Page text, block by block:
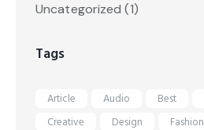
Uncategorized (1)
Tags
Article Audio Best
Creative
Design Fashion